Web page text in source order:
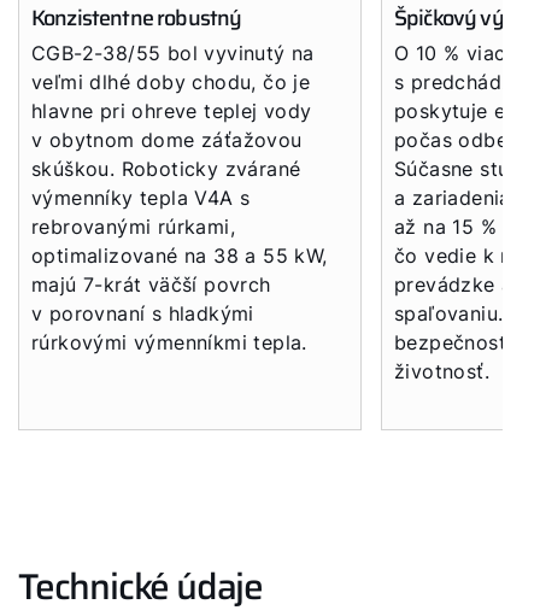
Konzistentne robustný
CGB-2-38/55 bol vyvinutý na
veľmi dlhé doby chodu, čo je
hlavne pri ohreve teplej vody
v obytnom dome záťažovou
skúškou. Roboticky zvárané
výmenníky tepla V4A s
rebrovanými rúrkami,
optimalizované na 38 a 55 kW,
majú 7-krát väčší povrch
v porovnaní s hladkými
rúrkovými výmenníkmi tepla.
Špičkový výkon
O 10 % viac
s
poskytuje
počas
Súčasne
a zariadenia
až na 15 %
čo vedie k
prevádzke a
spaľovaniu.
bezpečnosť,
životnosť.
Technické údaje